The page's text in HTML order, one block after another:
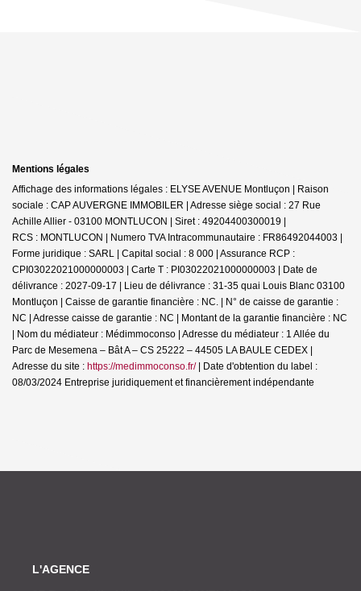
Mentions légales
Affichage des informations légales : ELYSE AVENUE Montluçon | Raison
sociale : CAP AUVERGNE IMMOBILER | Adresse siège social : 27 Rue
Achille Allier - 03100 MONTLUCON | Siret : 49204400300019 |
RCS : MONTLUCON | Numero TVA Intracommunautaire : FR86492044003 |
Forme juridique : SARL | Capital social : 8 000 | Assurance RCP :
CPI03022021000000003 | Carte T : PI03022021000000003 | Date de
délivrance : 2027-09-17 | Lieu de délivrance : 31-35 quai Louis Blanc 03100
Montluçon | Caisse de garantie financière : NC. | N° de caisse de garantie :
NC | Adresse caisse de garantie : NC | Montant de la garantie financière : NC
| Nom du médiateur : Médimmoconso | Adresse du médiateur : 1 Allée du
Parc de Mesemena – Bât A – CS 25222 – 44505 LA BAULE CEDEX |
Adresse du site : https://medimmoconso.fr/| Date d'obtention du label :
08/03/2024 Entreprise juridiquement et financièrement indépendante
L'AGENCE